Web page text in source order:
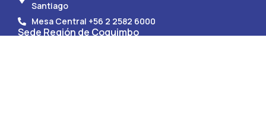
Santiago
Mesa Central +56 2 2582 6000
Sede Región de Coquimbo